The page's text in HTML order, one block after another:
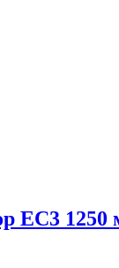
EC3 1250